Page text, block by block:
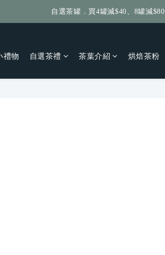
給個訂單好評，立即送你 $5
自選茶罐．買4罐減$40、8罐減$80
禮物 自選茶禮 茶葉介紹 烘焙茶粉